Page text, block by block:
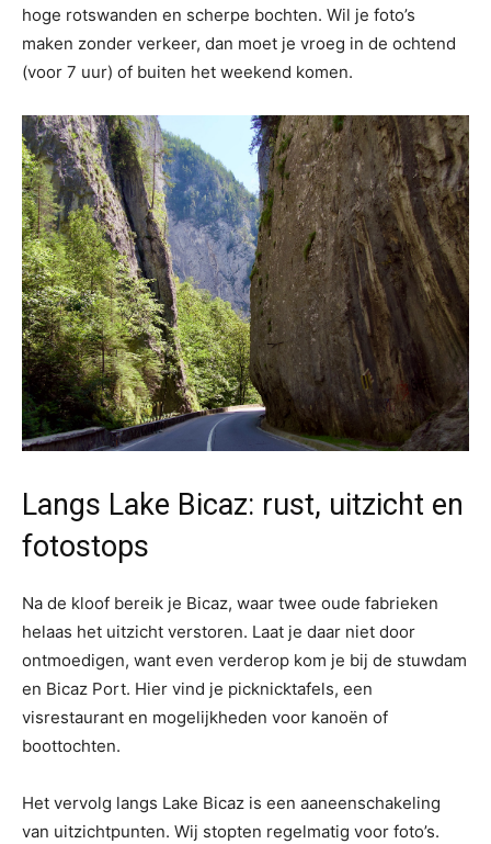
hoge rotswanden en scherpe bochten. Wil je foto’s
maken zonder verkeer, dan moet je vroeg in de ochtend
(voor 7 uur) of buiten het weekend komen.
Langs Lake Bicaz: rust, uitzicht en
fotostops
Na de kloof bereik je Bicaz, waar twee oude fabrieken
helaas het uitzicht verstoren. Laat je daar niet door
ontmoedigen, want even verderop kom je bij de stuwdam
en Bicaz Port. Hier vind je picknicktafels, een
visrestaurant en mogelijkheden voor kanoën of
boottochten.
Het vervolg langs Lake Bicaz is een aaneenschakeling
van uitzichtpunten. Wij stopten regelmatig voor foto’s.